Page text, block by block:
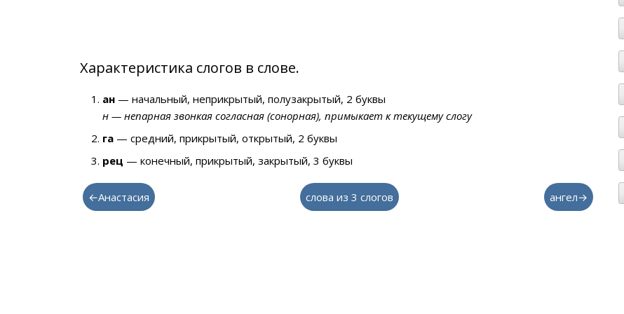
Характеристика слогов в слове.
ан — начальный, неприкрытый, полузакрытый, 2 буквы
н — непарная звонкая согласная (сонорная), примыкает к текущему слогу
га — средний, прикрытый, открытый, 2 буквы
рец — конечный, прикрытый, закрытый, 3 буквы
←Анастасия слова из 3 слогов ангел→